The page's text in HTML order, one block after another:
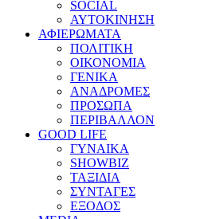
SOCIAL
ΑΥΤΟΚΙΝΗΣΗ
ΑΦΙΕΡΩΜΑΤΑ
ΠΟΛΙΤΙΚΗ
ΟΙΚΟΝΟΜΙΑ
ΓΕΝΙΚΑ
ΑΝΑΔΡΟΜΕΣ
ΠΡΟΣΩΠΑ
ΠΕΡΙΒΑΛΛΟΝ
GOOD LIFE
ΓΥΝΑΙΚΑ
SHOWBIZ
ΤΑΞΙΔΙΑ
ΣΥΝΤΑΓΕΣ
ΕΞΟΔΟΣ